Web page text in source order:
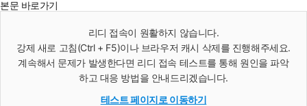
본문 바로가기
리디 접속이 원활하지 않습니다.
강제 새로 고침(Ctrl + F5)이나 브라우저 캐시 삭제를 진행해주세요.
계속해서 문제가 발생한다면 리디 접속 테스트를 통해 원인을 파악
하고 대응 방법을 안내드리겠습니다.
테스트 페이지로 이동하기